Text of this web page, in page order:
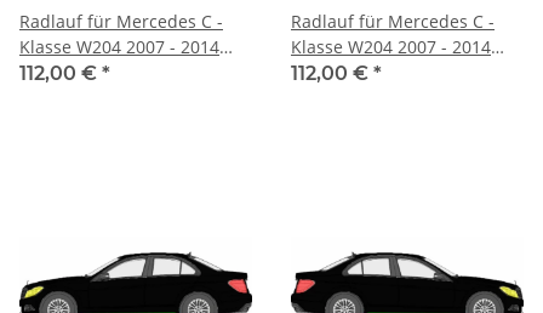
Radlauf für Mercedes C -
Klasse W204 2007 - 2014
links
112,00 € *
Radlauf für Mercedes C -
Klasse W204 2007 - 2014
rechts
112,00 € *